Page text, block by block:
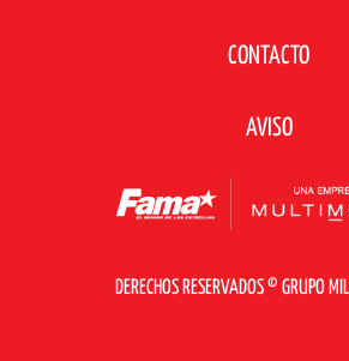
CONTACTO
AVISO
DERECHOS RESERVADOS © GRUPO